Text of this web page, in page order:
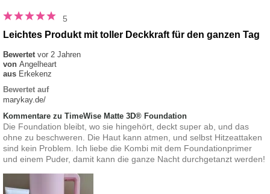
5
Leichtes Produkt mit toller Deckkraft für den ganzen Tag
Bewertet vor 2 Jahren
von Angelheart
aus Erkekenz
Bewertet auf
marykay.de/
Kommentare zu TimeWise Matte 3D® Foundation
Die Foundation bleibt, wo sie hingehört, deckt super ab, und das
ohne zu beschweren. Die Haut kann atmen, und selbst Hitzeattaken
sind kein Problem. Ich liebe die Kombi mit dem Foundationprimer
und einem Puder, damit kann die ganze Nacht durchgetanzt werden!